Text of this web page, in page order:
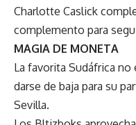
Charlotte Caslick
complemento para
MAGIA DE MONETA
La favorita Sudáfrica
darse de baja para su
Sevilla.